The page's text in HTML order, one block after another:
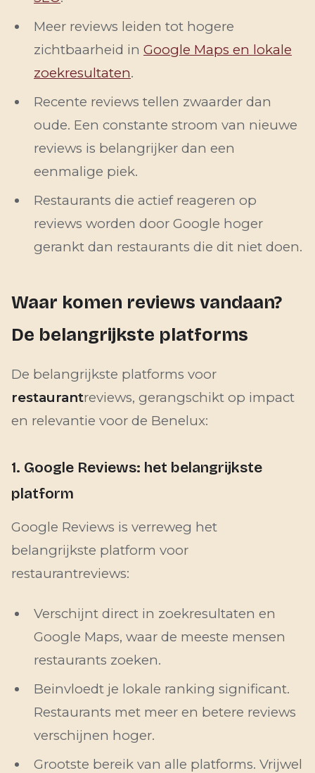
Meer reviews leiden tot hogere
zichtbaarheid in Google Maps en lokale
zoekresultaten.
Recente reviews tellen zwaarder dan
oude. Een constante stroom van nieuwe
reviews is belangrijker dan een
eenmalige piek.
Restaurants die actief reageren op
reviews worden door Google hoger
gerankt dan restaurants die dit niet doen.
Waar komen reviews vandaan?
De belangrijkste platforms
De belangrijkste platforms voor
restaurantreviews, gerangschikt op impact
en relevantie voor de Benelux:
1. Google Reviews: het belangrijkste
platform
Google Reviews is verreweg het
belangrijkste platform voor
restaurantreviews:
Verschijnt direct in zoekresultaten en
Google Maps, waar de meeste mensen
restaurants zoeken.
Beinvloedt je lokale ranking significant.
Restaurants met meer en betere reviews
verschijnen hoger.
Grootste bereik van alle platforms. Vrijwel